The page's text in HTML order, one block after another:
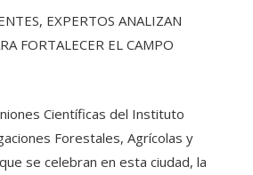
EXPERTOS ANALIZAN
FORTALECER EL CAMPO
Científicas del Instituto
Forestales, Agrícolas y
se celebran en esta ciudad, la